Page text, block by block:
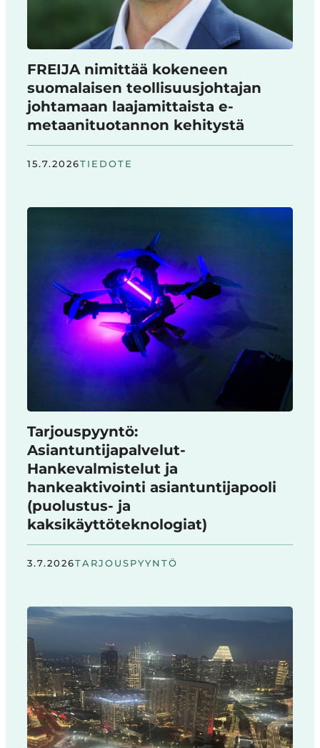
FREIJA nimittää kokeneen
suomalaisen teollisuusjohtajan
johtamaan laajamittaista e-
metaanituotannon kehitystä
15.7.2026TIEDOTE
Tarjouspyyntö:
Asiantuntijapalvelut-
Hankevalmistelut ja
hankeaktivointi asiantuntijapooli
(puolustus- ja
kaksikäyttöteknologiat)
3.7.2026TARJOUSPYYNTÖ